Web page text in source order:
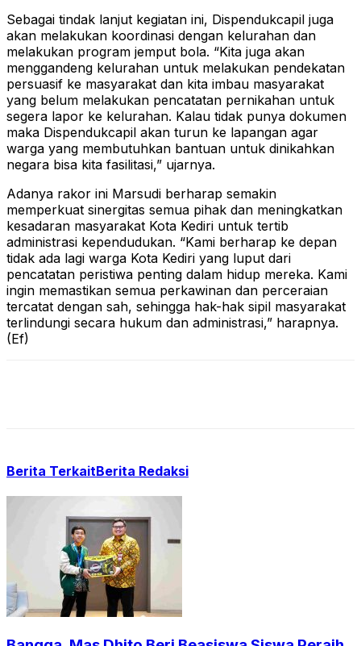
Sebagai tindak lanjut kegiatan ini, Dispendukcapil juga
akan melakukan koordinasi dengan kelurahan dan
melakukan program jemput bola. “Kita juga akan
menggandeng kelurahan untuk melakukan pendekatan
persuasif ke masyarakat dan kita imbau masyarakat
yang belum melakukan pencatatan pernikahan untuk
segera lapor ke kelurahan. Kalau tidak punya dokumen
maka Dispendukcapil akan turun ke lapangan agar
warga yang membutuhkan bantuan untuk dinikahkan
negara bisa kita fasilitasi,” ujarnya.
Adanya rakor ini Marsudi berharap semakin
memperkuat sinergitas semua pihak dan meningkatkan
kesadaran masyarakat Kota Kediri untuk tertib
administrasi kependudukan. “Kami berharap ke depan
tidak ada lagi warga Kota Kediri yang luput dari
pencatatan peristiwa penting dalam hidup mereka. Kami
ingin memastikan semua perkawinan dan perceraian
tercatat dengan sah, sehingga hak-hak sipil masyarakat
terlindungi secara hukum dan administrasi,” harapnya.
(Ef)
Berita TerkaitBerita Redaksi